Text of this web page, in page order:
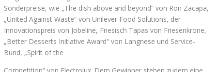
Sonderpreise, wie „The dish above and beyond“ von Ron Zacapa,
„United Against Waste“ von Unilever Food Solutions, der
Innovationspreis von Jobeline, Friesisch Tapas von Friesenkrone,
„Better Desserts Initiative Award“ von Langnese und Service-
Bund, „Spirit of the